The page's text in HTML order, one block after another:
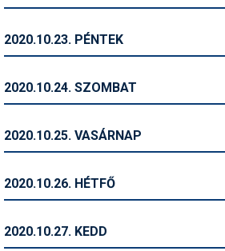
Telemark
Történelem
Utazási tippek
2020.10.23. PÉNTEK
2020.10.24. SZOMBAT
2020.10.25. VASÁRNAP
2020.10.26. HÉTFŐ
2020.10.27. KEDD